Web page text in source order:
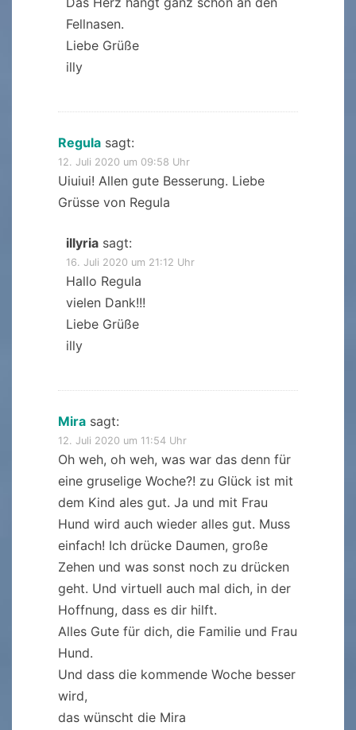
Fellnasen.
Liebe Grüße
illy
Regula sagt:
12. Juli 2020 um 09:58 Uhr
Uiuiui! Allen gute Besserung. Liebe
Grüsse von Regula
illyria sagt:
16. Juli 2020 um 21:12 Uhr
Hallo Regula
vielen Dank!!!
Liebe Grüße
illy
Mira sagt:
12. Juli 2020 um 11:54 Uhr
Oh weh, oh weh, was war das denn für
eine gruselige Woche?! zu Glück ist mit
dem Kind ales gut. Ja und mit Frau
Hund wird auch wieder alles gut. Muss
einfach! Ich drücke Daumen, große
Zehen und was sonst noch zu drücken
geht. Und virtuell auch mal dich, in der
Hoffnung, dass es dir hilft.
Alles Gute für dich, die Familie und Frau
Hund.
Und dass die kommende Woche besser
wird,
das wünscht die Mira